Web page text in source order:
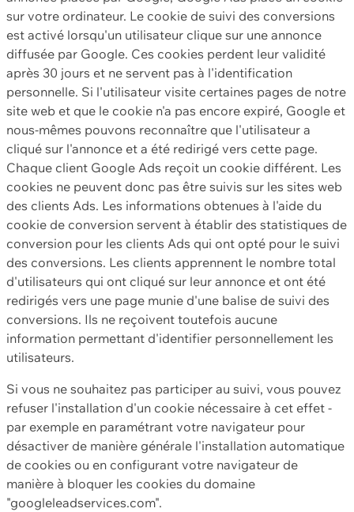
sur votre ordinateur. Le cookie de suivi des conversions
est activé lorsqu'un utilisateur clique sur une annonce
diffusée par Google. Ces cookies perdent leur validité
après 30 jours et ne servent pas à l'identification
personnelle. Si l'utilisateur visite certaines pages de notre
site web et que le cookie n'a pas encore expiré, Google et
nous-mêmes pouvons reconnaître que l'utilisateur a
cliqué sur l'annonce et a été redirigé vers cette page.
Chaque client Google Ads reçoit un cookie différent. Les
cookies ne peuvent donc pas être suivis sur les sites web
des clients Ads. Les informations obtenues à l'aide du
cookie de conversion servent à établir des statistiques de
conversion pour les clients Ads qui ont opté pour le suivi
des conversions. Les clients apprennent le nombre total
d'utilisateurs qui ont cliqué sur leur annonce et ont été
redirigés vers une page munie d'une balise de suivi des
conversions. Ils ne reçoivent toutefois aucune
information permettant d'identifier personnellement les
utilisateurs.
Si vous ne souhaitez pas participer au suivi, vous pouvez
refuser l'installation d'un cookie nécessaire à cet effet -
par exemple en paramétrant votre navigateur pour
désactiver de manière générale l'installation automatique
de cookies ou en configurant votre navigateur de
manière à bloquer les cookies du domaine
"googleleadservices.com".